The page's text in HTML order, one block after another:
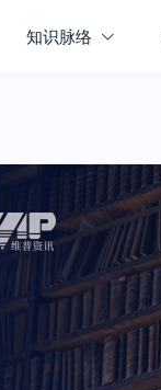
知识脉络